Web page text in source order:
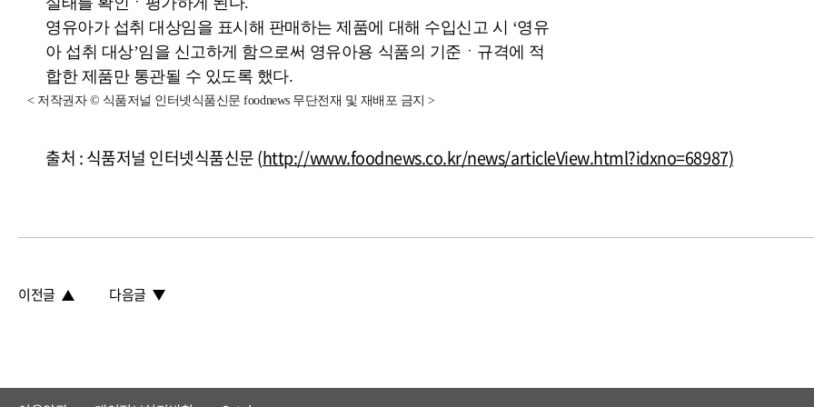
영유아가 섭취 대상임을 표시해 판매하는 제품에 대해 수입신고 시 ‘영유
아 섭취 대상’임을 신고하게 함으로써 영유아용 식품의 기준ㆍ규격에 적
합한 제품만 통관될 수 있도록 했다.
< 저작권자 © 식품저널 인터넷식품신문 foodnews 무단전재 및 재배포 금지 >
출처 : 식품저널 인터넷식품신문 (http://www.foodnews.co.kr/news/articleView.html?idxno=68987)
이전글 다음글